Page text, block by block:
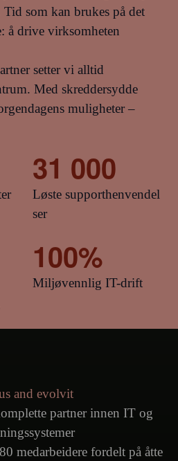
som kan brukes på det
å drive virksomheten
setter vi alltid
Med skreddersydde
muligheter –
31 000
Løste supporthenvendel
ser
100%
Miljøvennlig IT-drift
and evolvit
partner innen IT og
medarbeidere fordelt på åtte